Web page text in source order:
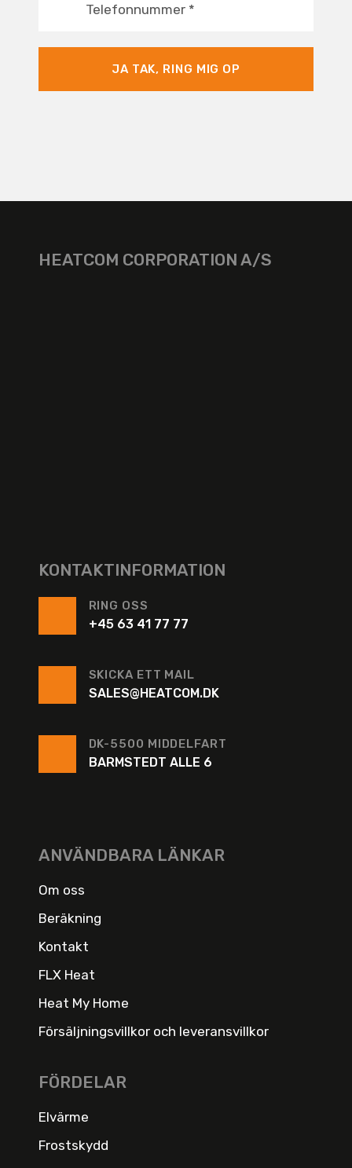
Telefonnummer *
JA TAK, RING MIG OP
HEATCOM CORPORATION A/S
KONTAKTINFORMATION
RING OSS
+45 63 41 77 77
SKICKA ETT MAIL
SALES@HEATCOM.DK
DK-5500 MIDDELFART
BARMSTEDT ALLE 6
ANVÄNDBARA LÄNKAR
Om oss
Beräkning
Kontakt
FLX Heat
Heat My Home
Försäljningsvillkor och leveransvillkor
FÖRDELAR
Elvärme
Frostskydd